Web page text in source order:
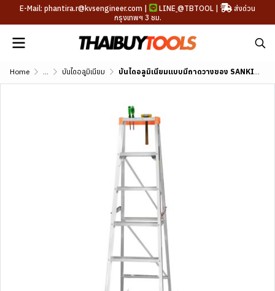
E-Mail: phantira.r@kvsengineer.com | LINE @TBTOOL |
ส่งด่วน
กรุงเทพฯ 3 ชม.
Home ... บันไดอลูมิเนียม บันไดอลูมิเนียมแบบมีถาดวางของ SANKI (3-13 ขั้น) รุ่น LD-SKT